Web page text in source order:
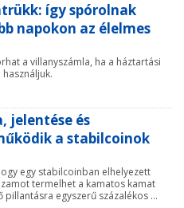
így spórolnak
napokon az élelmes
a villanyszámla, ha a háztartási
jelentése és
a stabilcoinok
egy stabilcoinban elhelyezett
termelhet a kamatos kamat
egyszerű százalékos ...